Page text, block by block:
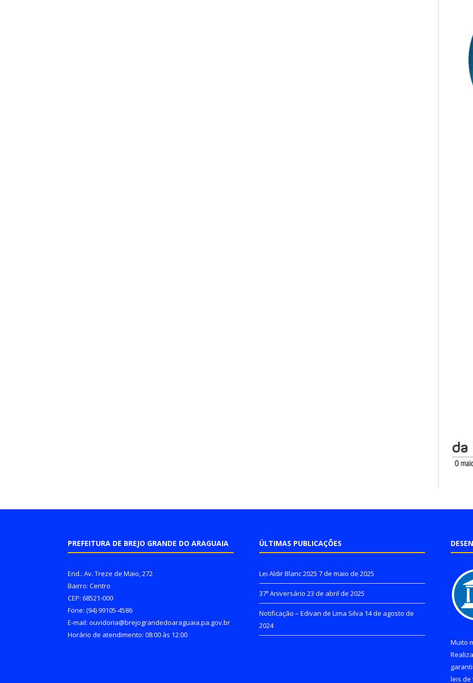
PREFEITURA DE BREJO GRANDE DO ARAGUAIA
End.: Av. Treze de Maio, 272
Bairro: Centro
CEP: 68521-000
Fone: (94) 99105-4586
E-mail: ouvidoria@brejograndedoaraguaia.pa.gov.br
Horário de atendimento: 08:00 às 12:00
ÚLTIMAS PUBLICAÇÕES
Lei Aldir Blanc 2025 7 de maio de 2025
37º Aniversário 23 de abril de 2025
Notificação – Edivan de Lima Silva 14 de agosto de
2024
Muito
leis de